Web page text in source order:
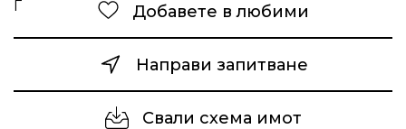
Добавете в любими
Направи запитване
Свали схема имот